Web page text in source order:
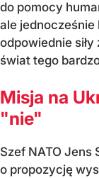
do pomocy
ale jednocześnie
odpowiednie
świat tego
Misja na
"nie"
Szef NATO Jens
o propozycję